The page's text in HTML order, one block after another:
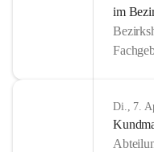
im
Di., 7.